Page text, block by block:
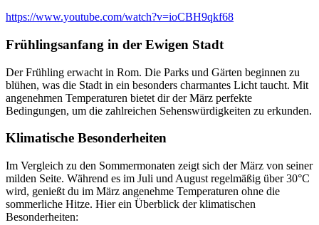
https://www.youtube.com/watch?v=ioCBH9qkf68
Frühlingsanfang in der Ewigen Stadt
Der Frühling erwacht in Rom. Die Parks und Gärten beginnen zu
blühen, was die Stadt in ein besonders charmantes Licht taucht. Mit
angenehmen Temperaturen bietet dir der März perfekte
Bedingungen, um die zahlreichen Sehenswürdigkeiten zu erkunden.
Klimatische Besonderheiten
Im Vergleich zu den Sommermonaten zeigt sich der März von seiner
milden Seite. Während es im Juli und August regelmäßig über 30°C
wird, genießt du im März angenehme Temperaturen ohne die
sommerliche Hitze. Hier ein Überblick der klimatischen
Besonderheiten: